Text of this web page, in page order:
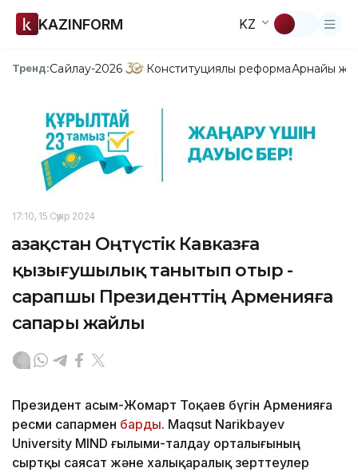
KAZINFORM KZ
Тренд:Сайлау-2026 Конституциялық реформаАрнайы
17:10, 15 Сәуір 2024
Қазақстан Оңтүстік Кавказға
қызығушылық танытып отыр -
сарапшы Президенттің Арменияға
сапары жайлы
Президент Қасым-Жомарт Тоқаев бүгін Арменияға
ресми сапармен барды. Maqsut Narikbayev
University MIND ғылыми-талдау орталығының
сыртқы саясат және халықаралық зерттеулер